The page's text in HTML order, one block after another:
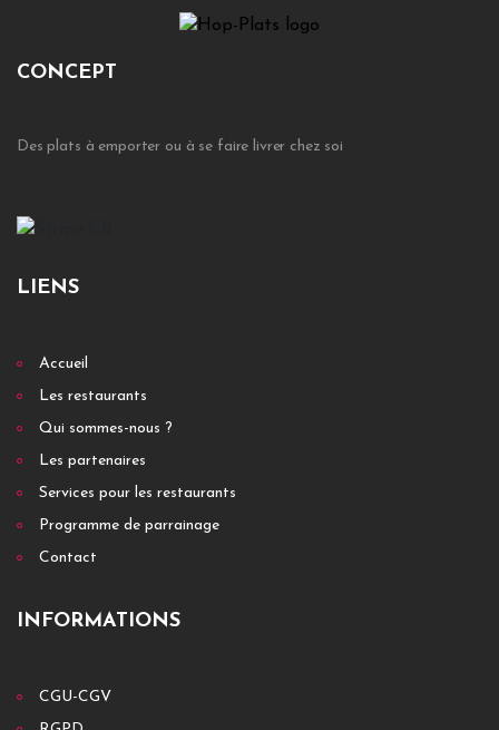
CONCEPT
Des plats à emporter ou à se faire livrer chez soi
LIENS
Accueil
Les restaurants
Qui sommes-nous ?
Les partenaires
Services pour les restaurants
Programme de parrainage
Contact
INFORMATIONS
CGU-CGV